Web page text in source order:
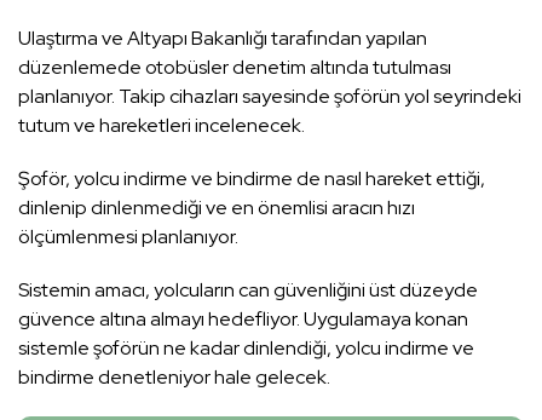
Ulaştırma ve Altyapı Bakanlığı tarafından yapılan
düzenlemede otobüsler denetim altında tutulması
planlanıyor. Takip cihazları sayesinde şoförün yol seyrindeki
tutum ve hareketleri incelenecek.
Şoför, yolcu indirme ve bindirme de nasıl hareket ettiği,
dinlenip dinlenmediği ve en önemlisi aracın hızı
ölçümlenmesi planlanıyor.
Sistemin amacı, yolcuların can güvenliğini üst düzeyde
güvence altına almayı hedefliyor. Uygulamaya konan
sistemle şoförün ne kadar dinlendiği, yolcu indirme ve
bindirme denetleniyor hale gelecek.